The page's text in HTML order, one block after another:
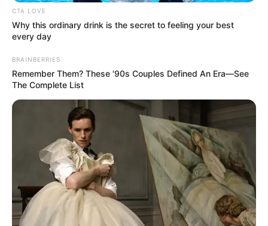
(foto: instagram/masaji_)
CTA LOVE
Why this ordinary drink is the secret to feeling your best
every day
BRAINBERRIES
Remember Them? These '90s Couples Defined An Era—See
The Complete List